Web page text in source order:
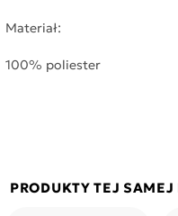
Materiał:
100% poliester
PRODUKTY TEJ SAMEJ